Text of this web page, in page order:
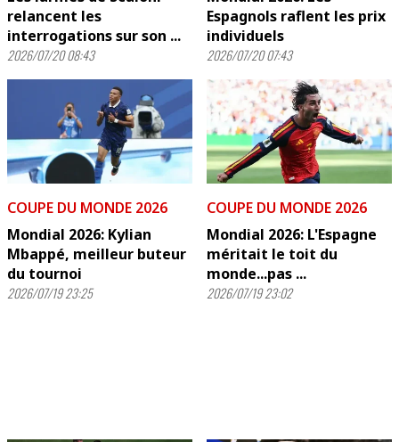
relancent les
interrogations sur son ...
2026/07/20 08:43
Espagnols raflent les prix
individuels
2026/07/20 07:43
COUPE DU MONDE 2026
Mondial 2026: Kylian
Mbappé, meilleur buteur
du tournoi
2026/07/19 23:25
COUPE DU MONDE 2026
Mondial 2026: L'Espagne
méritait le toit du
monde...pas ...
2026/07/19 23:02